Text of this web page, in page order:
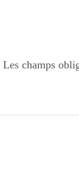
Les champs